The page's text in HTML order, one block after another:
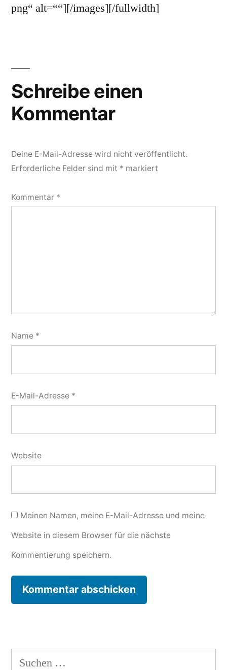
png“ alt=““][/images][/fullwidth]
Schreibe einen
Kommentar
Deine E-Mail-Adresse wird nicht veröffentlicht.
Erforderliche Felder sind mit * markiert
Kommentar *
Name *
E-Mail-Adresse *
Website
Meinen Namen, meine E-Mail-Adresse und meine
Website in diesem Browser für die nächste
Kommentierung speichern.
Suche